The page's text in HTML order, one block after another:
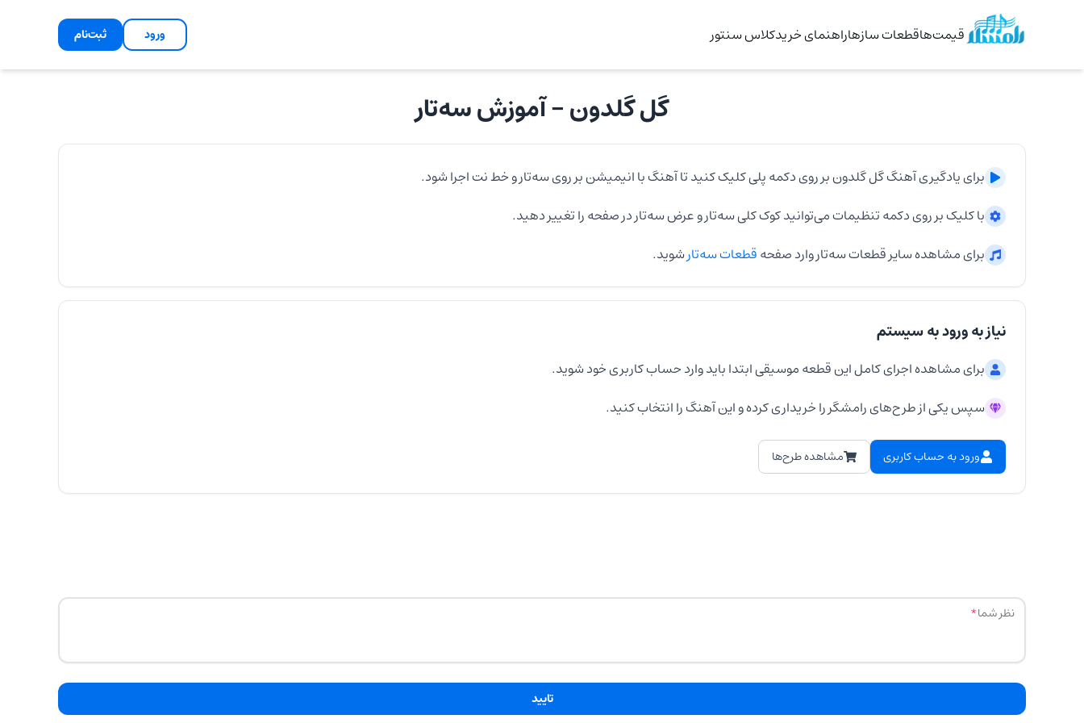
قیمت‌هاقطعات سازهاراهنمای خریدکلاس سنتور ورود ثبت‌نام
گل گلدون- آموزشسه‌تار
برای یادگیری آهنگگل گلدونبر روی دکمه پلی کلیک کنید تا آهنگ با انیمیشن بر رویسه‌تارو خط نت اجرا شود.
با کلیک بر روی دکمه تنظیمات می‌توانید کوک کلیسه‌تارو عرضسه‌تاردر صفحه را تغییر دهید.
برای مشاهده سایر قطعاتسه‌تاروارد صفحهقطعاتسه‌تارشوید.
نیاز به ورود به سیستم
برای مشاهده اجرای کامل این قطعه موسیقی ابتدا باید وارد حساب کاربری خود شوید.
سپس یکی از طرح‌های رامشگر را خریداری کرده و این آهنگ را انتخاب کنید.
ورود به حساب کاربری مشاهده طرح‌ها
نظر شما
تایید